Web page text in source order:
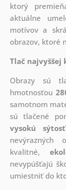
ktorý
aktuálne
motívov a
obrazov, ktoré
Tlač najvyššej
Obrazy sú
hmotnosťou
samotnom
sú tlačené
vysokú
nevýrazných
kvalitné,
nevypúšťajú
umiestniť do